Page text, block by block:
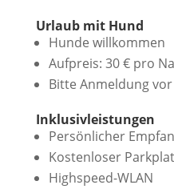
Urlaub mit Hund
Hunde willkommen
Aufpreis: 30 € pro
Bitte Anmeldung
Inklusivleistungen
Persönlicher
Kostenloser
Highspeed-WLAN